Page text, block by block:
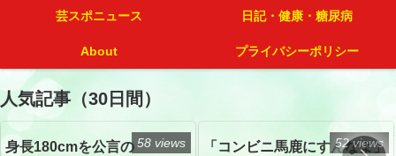
芸スポニュース 日記・健康・糖尿病
About プライバシーポリシー
人気記事（30日間）
身長180cmを公言の58 views
「コンビニ馬鹿にすんなよ」
52 views